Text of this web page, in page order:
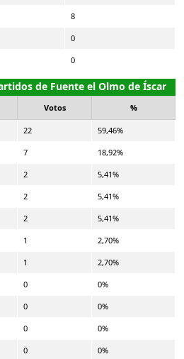
8
0
0
de Fuente el Olmo de Íscar
Votos %
22 59,46%
7 18,92%
2 5,41%
2 5,41%
2 5,41%
1 2,70%
1 2,70%
0 0%
0 0%
0 0%
0 0%